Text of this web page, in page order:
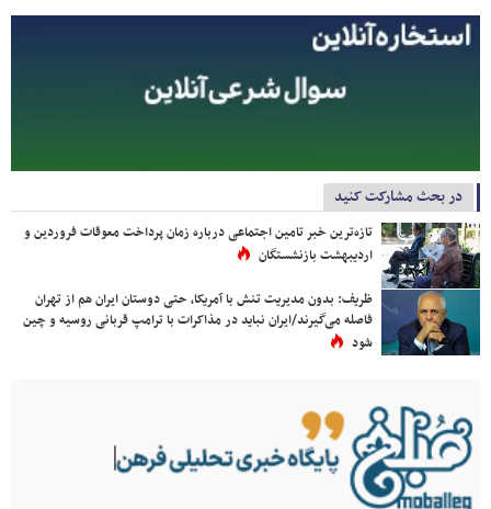
در بحث مشارکت کنید
تازه‌ترین خبر تامین اجتماعی درباره زمان پرداخت معوقات فروردین و
اردیبهشت بازنشستگان
ظریف: بدون مدیریت تنش با آمریکا، حتی دوستان ایران هم از تهران
فاصله می‌گیرند/ایران نباید در مذاکرات با ترامپ قربانی روسیه و چین
شود